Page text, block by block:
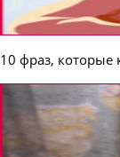
10 фраз,